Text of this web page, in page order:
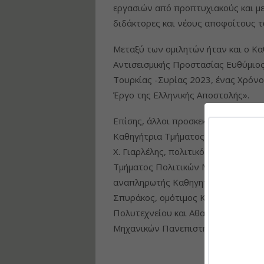
εργασιών από προπτυχιακούς και
διδάκτορες και νέους αποφοίτους
Μεταξύ των ομιλητών ήταν και ο
Αντισεισμικής Προστασίας
Τουρκίας -Συρίας 2023, ένας
Έργο της Ελληνικής Αποστολής».
Επίσης, άλλοι προσκεκλημένοι
Καθηγήτρια Τμήματος Πολιτικών
Χ. Γιαρλέλης, πολιτικός
Τμήματος Πολιτικών Μηχανικών
αναπληρωτής Καθηγητής Τμήματος
Σπυράκος, ομότιμος Καθηγητής
Πολυτεχνείου και Αθανάσιος
Μηχανικών Πανεπιστημίου Πατρών.